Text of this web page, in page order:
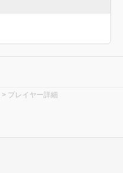
> プレイヤー詳細